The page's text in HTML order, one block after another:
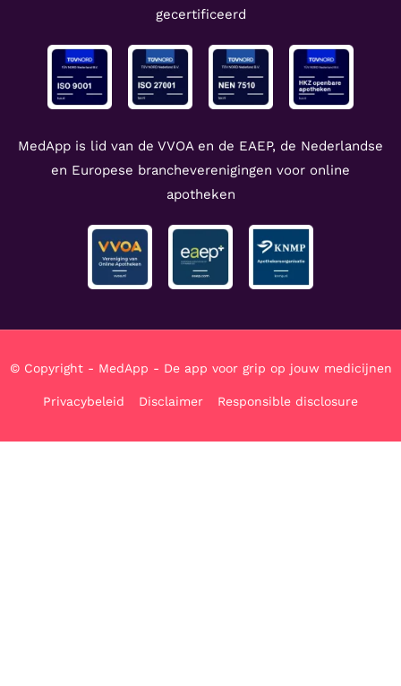
gecertificeerd
MedApp is lid van de VVOA en de EAEP, de Nederlandse
en Europese brancheverenigingen voor online
apotheken
© Copyright - MedApp - De app voor grip op jouw medicijnen
Privacybeleid Disclaimer Responsible disclosure